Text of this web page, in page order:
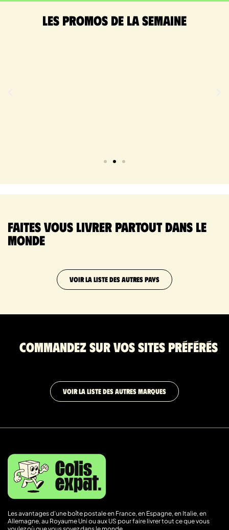
Les promos de la semaine
Faites vous livrer partout dans le
monde
VOIR LA LISTE DES AUTRES PAYS
Commandez sur vos sites préférés
VOIR LA LISTE DES AUTRES MARQUES
Les avantages d’une boîte postale en France, en Espagne, en Italie, en
Allemagne, au Royaume Uni ou aux US pour faire livrer tout ce que vous